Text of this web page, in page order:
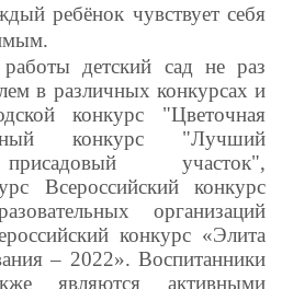
ребёнок чувствует себя
детский сад не раз
в различных конкурсах и
конкурс "Цветочная
конкурс "Лучший
участок",
Всероссийский конкурс
организаций
конкурс «Элита
– 2022». Воспитанники
являются активными